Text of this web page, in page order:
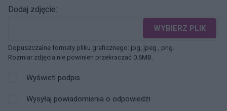
Dodaj zdjęcie:
WYBIERZ PLIK
Dopuszczalne formaty pliku graficznego: jpg, jpeg , png.
Rozmiar zdjęcia nie powinien przekraczać 0.6MB.
Wyświetl podpis
Wysyłaj powiadomienia o odpowiedzi